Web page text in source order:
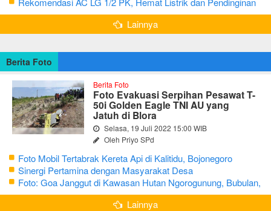
Maksimal
Lainnya
Berita Foto
Berita Foto
Foto Evakuasi Serpihan Pesawat T-
50i Golden Eagle TNI AU yang
Jatuh di Blora
Selasa, 19 Juli 2022 15:00 WIB
Oleh Priyo SPd
Foto Mobil Tertabrak Kereta Api di Kalitidu, Bojonegoro
Sinergi Pertamina dengan Masyarakat Desa
Foto: Goa Janggut di Kawasan Hutan Ngorogunung, Bubulan,
Bojonegoro
Lainnya